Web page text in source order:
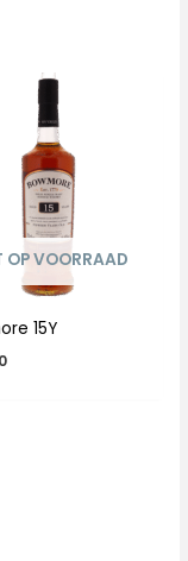
OP VOORRAAD
15Y